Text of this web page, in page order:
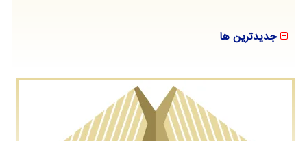
جدیدترین ها